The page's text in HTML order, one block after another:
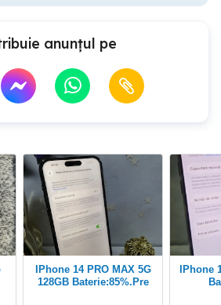
anunțul pe
128GB Baterie:85%.Pre